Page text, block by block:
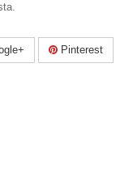
Pinterest